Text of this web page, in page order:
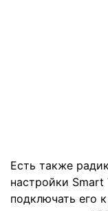
Есть также
настройки
подключать его